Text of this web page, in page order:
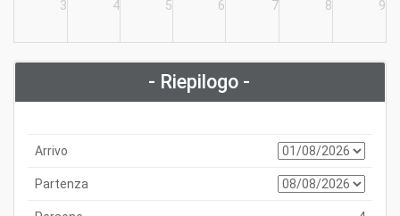
3
4 5 6 7 8 9
- Riepilogo -
Arrivo
Partenza